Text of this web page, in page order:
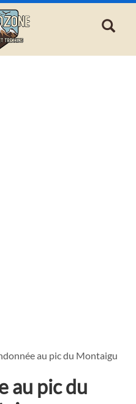
au pic du Montaigu
au pic du